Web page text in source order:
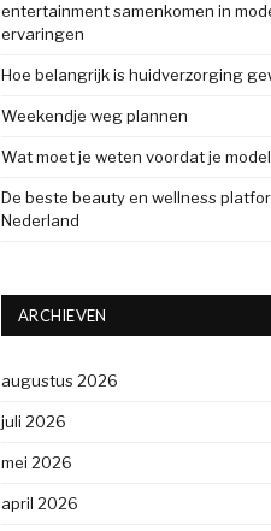
entertainment samenkomen in
ervaringen
Hoe belangrijk is huidverzorging
Weekendje weg plannen
Wat moet je weten voordat je
De beste beauty en wellness
Nederland
ARCHIEVEN
augustus 2026
juli 2026
mei 2026
april 2026